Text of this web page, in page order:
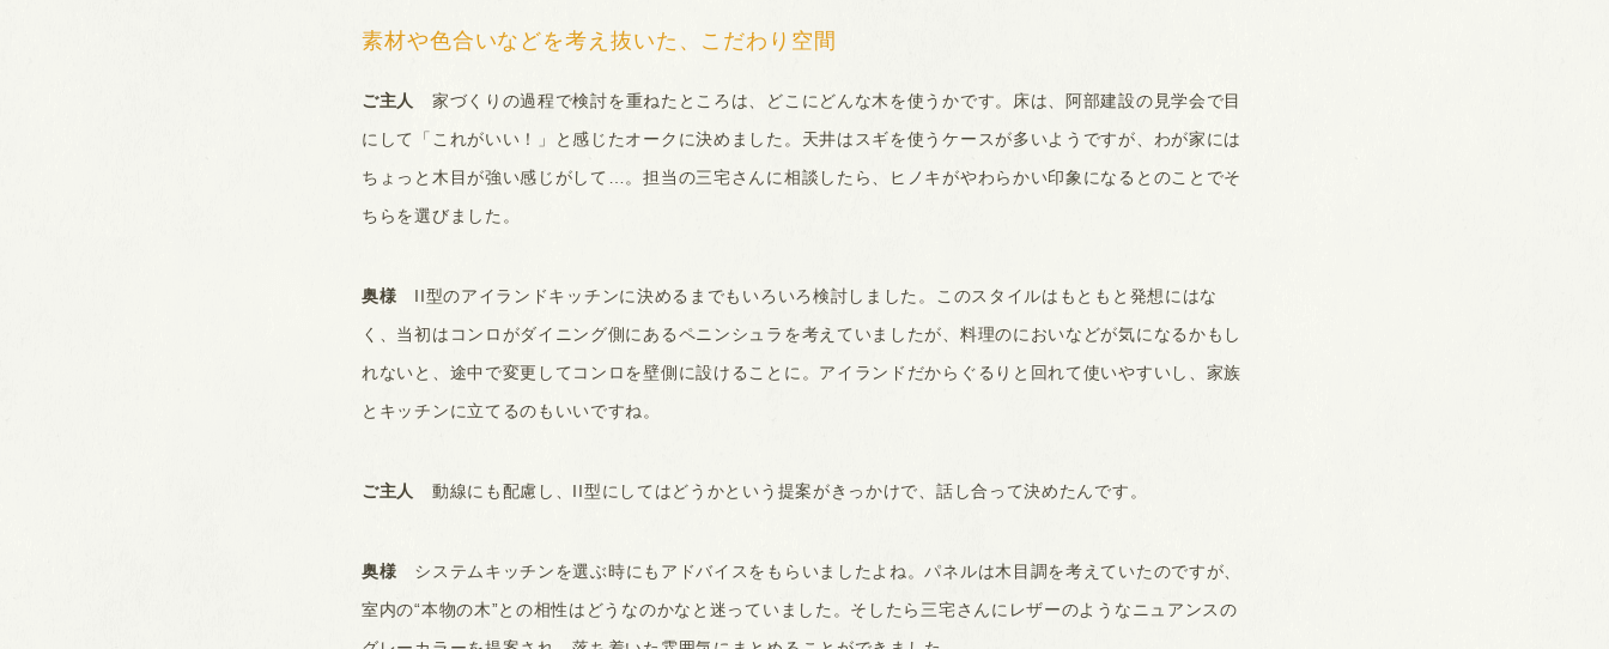
素材や色合いなどを考え抜いた、こだわり空間
ご主人
家づくりの過程で検討を重ねたところは、どこにどんな木を使うかです。床は、阿部建設の見学会で目
にして「これがいい！」と感じたオークに決めました。天井はスギを使うケースが多いようですが、わが家には
ちょっと木目が強い感じがして…。担当の三宅さんに相談したら、ヒノキがやわらかい印象になるとのことでそ
ちらを選びました。
奥様 II型のアイランドキッチンに決めるまでもいろいろ検討しました。このスタイルはもともと発想にはな
く、当初はコンロがダイニング側にあるペニンシュラを考えていましたが、料理のにおいなどが気になるかもし
れないと、途中で変更してコンロを壁側に設けることに。アイランドだからぐるりと回れて使いやすいし、家族
とキッチンに立てるのもいいですね。
ご主人 動線にも配慮し、II型にしてはどうかという提案がきっかけで、話し合って決めたんです。
奥様 システムキッチンを選ぶ時にもアドバイスをもらいましたよね。パネルは木目調を考えていたのですが、
室内の“本物の木”との相性はどうなのかなと迷っていました。そしたら三宅さんにレザーのようなニュアンスの